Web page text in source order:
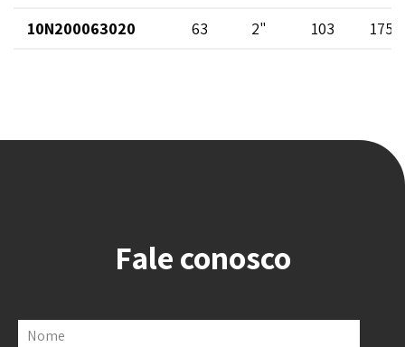
10N200063020 63 2" 103 175
Fale conosco
Nome